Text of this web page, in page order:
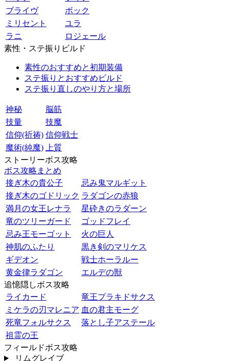
ブライヴ
ボック
ミリセント
ユラ
ラニ
ロジェール
素性・ステ振りビルド
素性のおすすめと初期装備
ステ振りとおすすめビルド
ステ振り直しのやり方と場所
神秘
脳筋
技量
技魔
信仰(祈祷) 信仰戦士
魔術(純魔)
上質
ストーリーボス攻略
ボス攻略まとめ
接ぎ木の貴公子
忌み鬼マルギット
接ぎ木のゴドリック ラダゴンの赤狼
満月の女王レナラ
星砕きのラダーン
竜のツリーガード
ゴッドフレイ
忌み王モーゴット
火の巨人
神肌のふたり
黒き剣のマリケス
ギデオン
戦士ホーラルー
黄金律ラダゴン
エルデの獣
追憶隠しボス攻略
ライカード
竜王プラキドサクス
ミケラの刃マレニア 血の君主モーグ
死竜フォルサクス
落とし子アステール
祖霊の王
フィールドボス攻略
リムグレイブ